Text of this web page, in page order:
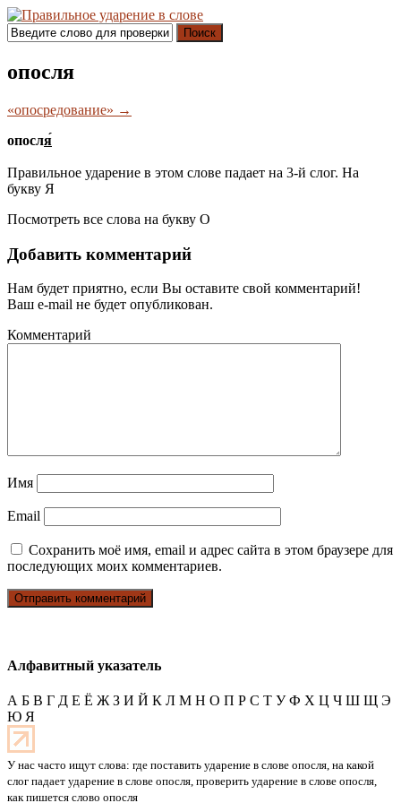
Поиск
опосля
«опосредование» →
опосля́
Правильное ударение в этом слове падает на 3-й слог. На
букву Я
Посмотреть все слова на букву О
Добавить комментарий
Нам будет приятно, если Вы оставите свой комментарий!
Ваш e-mail не будет опубликован.
Комментарий
Имя
Email
Сохранить моё имя, email и адрес сайта в этом браузере для
последующих моих комментариев.
Алфавитный указатель
А Б В Г Д Е Ё Ж З И Й К Л М Н О П Р С Т У Ф Х Ц Ч Ш Щ Э
Ю Я
У нас часто ищут слова: где поставить ударение в слове опосля, на какой
слог падает ударение в слове опосля, проверить ударение в слове опосля,
как пишется слово опосля